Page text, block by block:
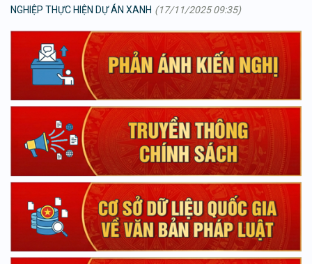
NGHIỆP THỰC HIỆN DỰ ÁN XANH (17/11/2025 09:35)